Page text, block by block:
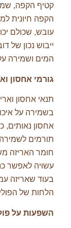
קטיף הקפה,
הקפה חיונית
עובש, שכולם
ייבוש נכון של
המים ושמירה
גורמי אחסון
תנאי אחסון
בשמירה על
אחסון נאותים,
תורמים
חומר האריזה
עשויה לאפשר
בעוד שאריזה
הלחות של
השפעות על